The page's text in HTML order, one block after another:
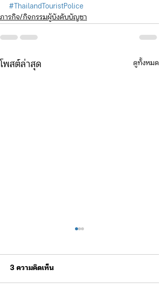
#ThailandTouristPolice
ภารกิจ/กิจกรรมผู้บังคับบัญชา
โพสต์ล่าสุด ดูทั้งหมด
3 ความคิดเห็น